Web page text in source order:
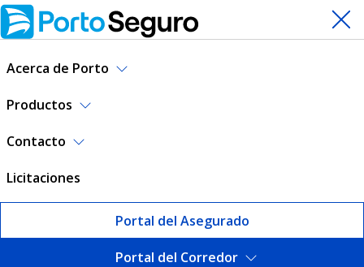
Acerca de Porto
Productos
Contacto
Licitaciones
Portal del Asegurado
Portal del Corredor